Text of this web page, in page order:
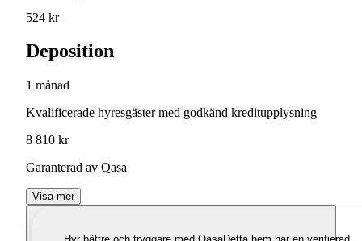
524 kr
Deposition
1 månad
Kvalificerade hyresgäster med godkänd kreditupplysning
8 810 kr
Garanterad av Qasa
Visa mer